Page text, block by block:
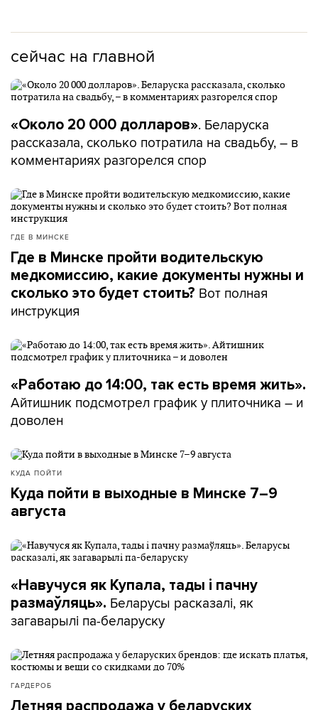
сейчас на главной
«Около 20 000 долларов». Беларуска
рассказала, сколько потратила на свадьбу, – в
комментариях разгорелся спор
ГДЕ В МИНСКЕ
Где в Минске пройти водительскую
медкомиссию, какие документы нужны и
сколько это будет стоить? Вот полная
инструкция
«Работаю до 14:00, так есть время жить».
Айтишник подсмотрел график у плиточника – и
доволен
КУДА ПОЙТИ
Куда пойти в выходные в Минске 7–9
августа
«Навучуся як Купала, тады і пачну
размаўляць». Беларусы расказалі, як
загаварылі па-беларуску
ГАРДЕРОБ
Летняя распродажа у беларуских